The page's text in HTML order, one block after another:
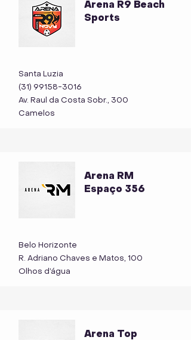
Arena R9 Beach
Sports
Santa Luzia
(31) 99158-3016
Av. Raul da Costa Sobr., 300
Camelos
Arena RM
Espaço 356
Belo Horizonte
R. Adriano Chaves e Matos, 100
Olhos d’água
Arena Top